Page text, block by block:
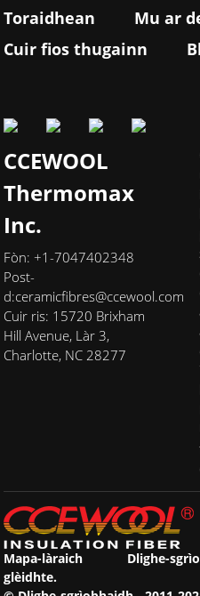
Toraidhean
Mu ar
Cuir fios thugainn
CCEWOOL
Thermomax
Inc.
Fòn: +1-7047402348
Post-
d:ceramicfibres@ccewool.com
Cuir ris: 15720 Brixham
Hill Avenue, Làr 3,
Charlotte, NC 28277
Mapa-làraich
Dlighe-
glèidhte.